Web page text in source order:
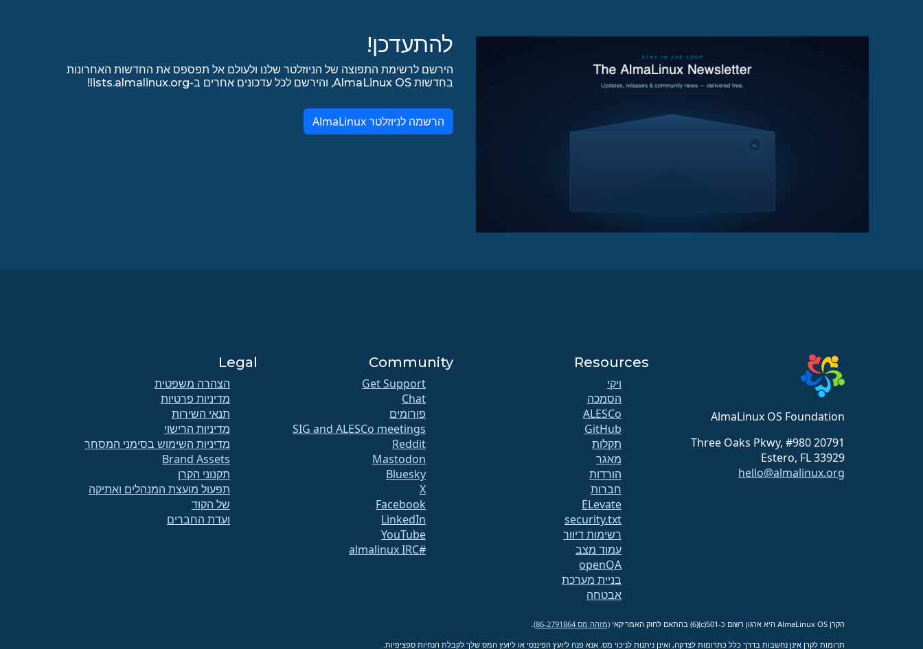
להתעדכן!
הירשם לרשימת התפוצה של הניוזלטר שלנו ולעולם אל תפספס את החדשות האחרונות
בחדשות AlmaLinux OS, והירשם לכל עדכונים אחרים ב-lists.almalinux.org!
הרשמה לניוזלטר AlmaLinux
AlmaLinux OS Foundation
20791 Three Oaks Pkwy, #980
Estero, FL 33929
hello@almalinux.org
Resources
ויקי
הסמכה
GitHub
תקלות
מאגר
הורדות
חברות
ELevate
security.txt
רשימות דיוור
עמוד מצב
openQA
בניית מערכת
אבטחה
Community
Get Support
Chat
פורומים
SIG and ALESCo meetings
Reddit
Mastodon
Bluesky
X
Facebook
LinkedIn
YouTube
#almalinux IRC
Legal
הצהרה משפטית
מדיניות פרטיות
תנאי השירות
מדיניות הרישוי
מדיניות השימוש בסימני המסחר
Brand Assets
תקנוני הקרן
תפעול מועצת המנהלים ואתיקה
של הקוד
ועדת החברים
הקרן AlmaLinux OS היא ארגון רשום כ-501(c)(6) בהתאם לחוק האמריקאי (מזהה מס 86-2791864)
.
תרומות לקרן אינן נחשבות בדרך כלל כתרומות לצדקה, ואינן ניתנות לניכוי מס. אנא פנה ליועץ הפיננסי או ליועץ המס שלך לקבלת הנחיות ספציפיות.